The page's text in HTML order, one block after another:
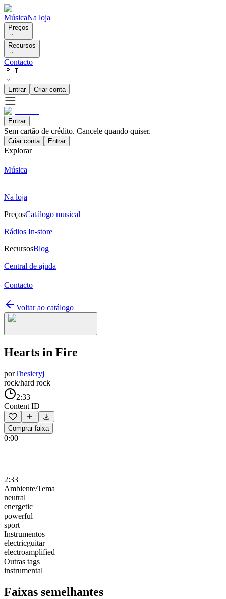
MúsicaNa loja
Preços
Recursos
Contacto
🇵🇹
Entrar Criar conta
Entrar
Sem cartão de crédito. Cancele quando quiser.
Criar conta Entrar
Explorar
Música
Na loja
PreçosCatálogo musical
Rádios In-store
RecursosBlog
Central de ajuda
Contacto
Voltar ao catálogo
Hearts in Fire
porThesieryj
rock/hard rock
2:33
Content ID
Comprar faixa
0:00
2:33
Ambiente/Tema
neutral
energetic
powerful
sport
Instrumentos
electricguitar
electroamplified
Outras tags
instrumental
Faixas semelhantes